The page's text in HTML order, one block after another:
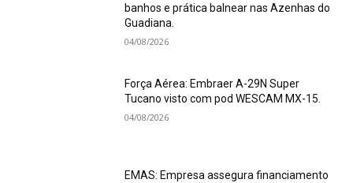
banhos e prática balnear nas Azenhas do
Guadiana.
04/08/2026
Força Aérea: Embraer A-29N Super
Tucano visto com pod WESCAM MX-15.
04/08/2026
EMAS: Empresa assegura financiamento